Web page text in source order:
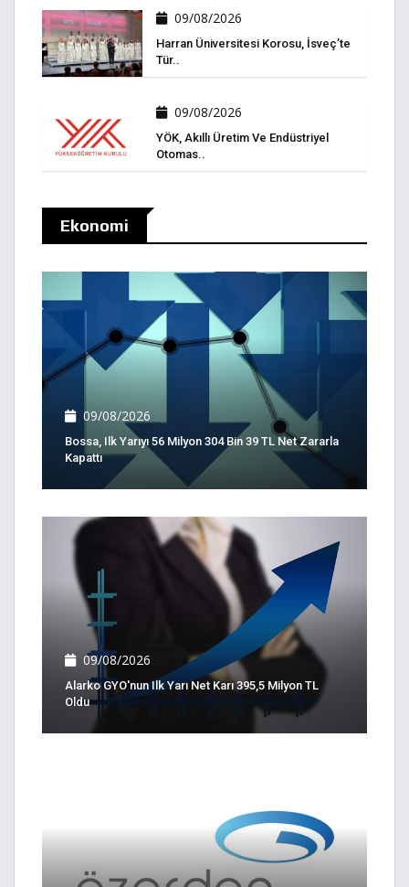
09/08/2026
Harran Üniversitesi Korosu, İsveç’te
Tür..
09/08/2026
YÖK, Akıllı Üretim Ve Endüstriyel
Otomas..
Ekonomi
09/08/2026
Bossa, Ilk Yarıyı 56 Milyon 304 Bin 39 TL Net Zararla
Kapattı
09/08/2026
Alarko GYO'nun Ilk Yarı Net Karı 395,5 Milyon TL
Oldu